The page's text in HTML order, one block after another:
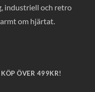
industriell och retro
om hjärtat.
ÖVER 499KR!